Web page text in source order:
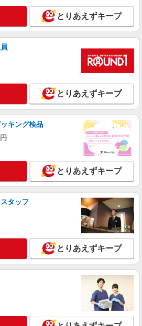
払い可能（規程有）★ ゜・。○。・゜
○。・゜+゜
詳細を見る
トバンク】の店舗スタッフ
い金10万円支給(規定有) お友達を紹介
ンセンティブ支給(規定有) ★月2回払
払い可能（規程有）★ ゜・。○。・゜
○。・゜+゜
都大田区のsoftbankショップ
詳細を見る
】人気機種に詳しくなれる携帯販売
1650円〜 ※残業代支給 ★交通費別途支給
○。・゜+゜・。○。・゜
い金10万円支給(規定有) お友達を紹介
ンセンティブ支給(規定有) ★月2回払
払い可能（規程有）★ ゜・。○。・゜
都大田区のdocomoショップ
詳細を見る
店
バンクショップの携帯販売スタッフ
給 233,500円 〜 260,200円 固定残業代:
円 〜 26,200円（15時間相当） ＊＿ 試用期
月 ※経験・能力による 【試用期間】月
フトバンク蒲田東急プラザ店 東京都 大田
田7丁目 69‐1 蒲田東急プラザ7F
とりあえずキープ
とりあえずキープ
キング検品
とりあえずキープ
タッフ
とりあえずキープ